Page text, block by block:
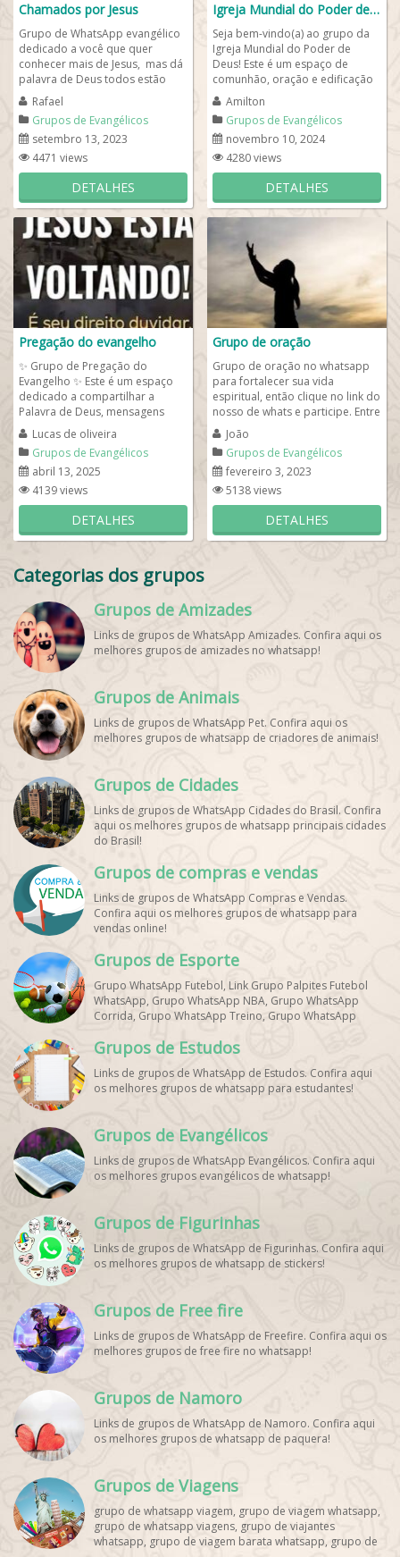
Chamados por Jesus
Grupo de WhatsApp evangélico
dedicado a você que quer
conhecer mais de Jesus, mas dá
palavra de Deus todos estão
convidados para estarmos
adorando a Deus...
Rafael
Grupos de Evangélicos
setembro 13, 2023
4471 views
DETALHES
Igreja Mundial do Poder de Deus
Seja bem-vindo(a) ao grupo da
Igreja Mundial do Poder de
Deus! Este é um espaço de
comunhão, oração e edificação
espiritual. Aqui
compartilhamos...
Amilton
Grupos de Evangélicos
novembro 10, 2024
4280 views
DETALHES
Pregação do evangelho
✨ Grupo de Pregação do
Evangelho ✨ Este é um espaço
dedicado a compartilhar a
Palavra de Deus, mensagens
edificantes, estudos bíblicos e
reflexões...
Lucas de oliveira
Grupos de Evangélicos
abril 13, 2025
4139 views
DETALHES
Grupo de oração
Grupo de oração no whatsapp
para fortalecer sua vida
espiritual, então clique no link do
nosso de whats e participe. Entre
e se apresente para o...
João
Grupos de Evangélicos
fevereiro 3, 2023
5138 views
DETALHES
Categorias dos grupos
Grupos de Amizades
Links de grupos de WhatsApp Amizades. Confira aqui os
melhores grupos de amizades no whatsapp!
Grupos de Animais
Links de grupos de WhatsApp Pet. Confira aqui os
melhores grupos de whatsapp de criadores de animais!
Grupos de Cidades
Links de grupos de WhatsApp Cidades do Brasil. Confira
aqui os melhores grupos de whatsapp principais cidades
do Brasil!
Grupos de compras e vendas
Links de grupos de WhatsApp Compras e Vendas.
Confira aqui os melhores grupos de whatsapp para
vendas online!
Grupos de Esporte
Grupo WhatsApp Futebol, Link Grupo Palpites Futebol
WhatsApp, Grupo WhatsApp NBA, Grupo WhatsApp
Corrida, Grupo WhatsApp Treino, Grupo WhatsApp
WhatsApp, Grupo de Torcedores [Nome do Time]
WhatsApp, Link de Grupos de Esporte Grátis, Grupo
WhatsApp Dicas de Treino, Grupo WhatsApp Futebol Ao
Vivo. Grupo WhatsApp Esporte, Grupos de Esporte
WhatsApp Esporte, Grupo WhatsApp Futebol, Link Grupo
Palpites Futebol WhatsApp, Grupo WhatsApp NBA,
Grupos de Estudos
Links de grupos de WhatsApp de Estudos. Confira aqui
os melhores grupos de whatsapp para estudantes!
Grupos de Evangélicos
Links de grupos de WhatsApp Evangélicos. Confira aqui
os melhores grupos evangélicos de whatsapp!
Grupos de Figurinhas
Links de grupos de WhatsApp de Figurinhas. Confira aqui
os melhores grupos de whatsapp de stickers!
Grupos de Free fire
Links de grupos de WhatsApp de Freefire. Confira aqui os
melhores grupos de free fire no whatsapp!
Grupos de Namoro
Links de grupos de WhatsApp de Namoro. Confira aqui
os melhores grupos de whatsapp de paquera!
Grupos de Viagens
grupo de whatsapp viagem, grupo de viagem whatsapp,
grupo de whatsapp viagens, grupo de viajantes
whatsapp, grupo de viagem barata whatsapp, grupo de